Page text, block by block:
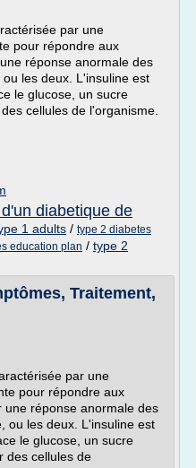
par une
pour répondre aux
réponse anormale des
les deux. L'insuline est
le glucose, un sucre
cellules de l'organisme.
diabetique de
1 adults / type 2 diabetes
education plan / type 2
Traitement,
par une
pour répondre aux
une réponse anormale des
ou les deux. L'insuline est
le glucose, un sucre
des cellules de